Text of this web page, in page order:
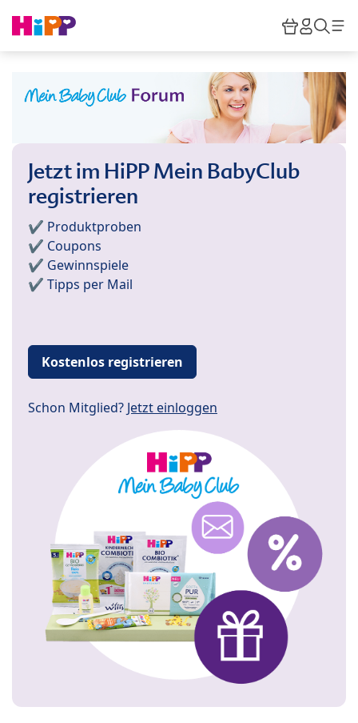
HiPP
Jetzt im HiPP Mein BabyClub
registrieren
✔️ Produktproben
✔️ Coupons
✔️ Gewinnspiele
✔️ Tipps per Mail
Kostenlos registrieren
Schon Mitglied? Jetzt einloggen